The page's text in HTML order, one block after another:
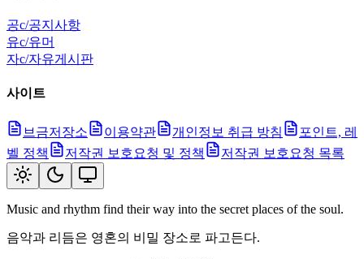
공c/공지사항
유c/유머
자c/자유게시판
사이트
브금저장소 이용약관 개인정보 취급 방침
포인트, 레
벨 정책
저작권 보호요청 및 정책 저작권 보호요청 목록
Music and rhythm find their way into the secret places of the soul.
음악과 리듬은 영혼의 비밀 장소로 파고든다.